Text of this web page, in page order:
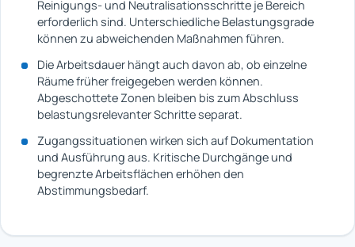
Reinigungs- und Neutralisationsschritte je Bereich
erforderlich sind. Unterschiedliche Belastungsgrade
können zu abweichenden Maßnahmen führen.
Die Arbeitsdauer hängt auch davon ab, ob einzelne
Räume früher freigegeben werden können.
Abgeschottete Zonen bleiben bis zum Abschluss
belastungsrelevanter Schritte separat.
Zugangssituationen wirken sich auf Dokumentation
und Ausführung aus. Kritische Durchgänge und
begrenzte Arbeitsflächen erhöhen den
Abstimmungsbedarf.